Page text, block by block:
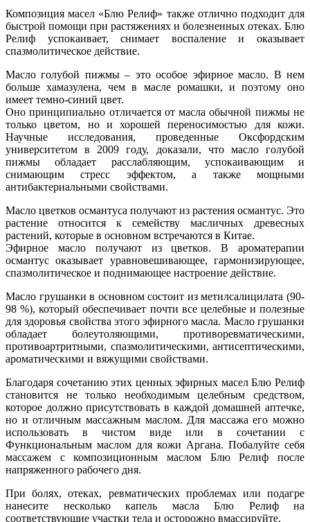
Композиция масел «Блю Релиф» также отлично подходит для
быстрой помощи при растяжениях и болезненных отеках. Блю
Релиф успокаивает, снимает воспаление и оказывает
спазмолитическое действие.
Масло голубой пижмы – это особое эфирное масло. В нем
больше хамазулена, чем в масле ромашки, и поэтому оно
имеет темно-синий цвет.
Оно принципиально отличается от масла обычной пижмы не
только цветом, но и хорошей переносимостью для кожи.
Научные исследования, проведенные Оксфордским
университетом в 2009 году, доказали, что масло голубой
пижмы обладает расслабляющим, успокаивающим и
снимающим стресс эффектом, а также мощными
антибактериальными свойствами.
Масло цветков османтуса получают из растения османтус. Это
растение относится к семейству масличных древесных
растений, которые в основном встречаются в Китае.
Эфирное масло получают из цветков. В ароматерапии
османтус оказывает уравновешивающее, гармонизирующее,
спазмолитическое и поднимающее настроение действие.
Масло грушанки в основном состоит из метилсалицилата (90-
98 %), который обеспечивает почти все целебные и полезные
для здоровья свойства этого эфирного масла. Масло грушанки
обладает болеутоляющими, противоревматическими,
противоартритными, спазмолитическими, антисептическими,
ароматическими и вяжущими свойствами.
Благодаря сочетанию этих ценных эфирных масел Блю Релиф
становится не только необходимым целебным средством,
которое должно присутствовать в каждой домашней аптечке,
но и отличным массажным маслом. Для массажа его можно
использовать в чистом виде или в сочетании с
Функциональным маслом для кожи Аргана. Побалуйте себя
массажем с композиционным маслом Блю Релиф после
напряженного рабочего дня.
При болях, отеках, ревматических проблемах или подагре
нанесите несколько капель масла Блю Релиф на
соответствующие участки тела и осторожно вмассируйте.